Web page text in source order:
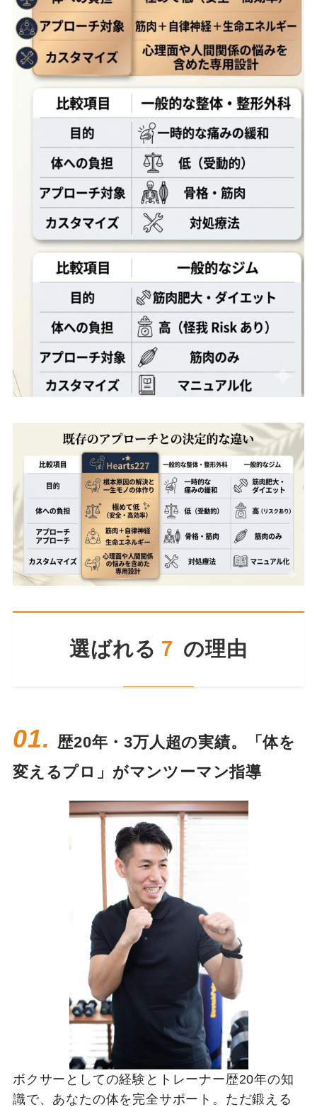
選ばれる ７ の理由
01. 歴20年・3万人超の実績。「体を
変えるプロ」がマンツーマン指導
ボクサーとしての経験とトレーナー歴20年の知
識で、あなたの体を完全サポート。ただ鍛える